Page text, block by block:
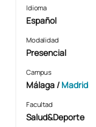
Idioma
Español
Modalidad
Presencial
Campus
Málaga / Madrid
Facultad
Salud&Deporte